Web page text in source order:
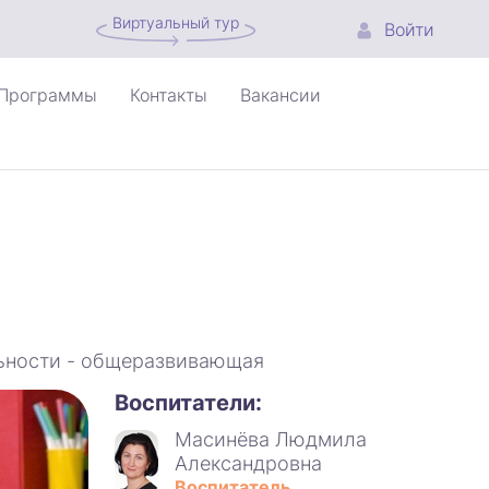
Виртуальный тур Войти
Контакты Вакансии
- общеразвивающая
Воспитатели:
Масинёва Людмила
Александровна